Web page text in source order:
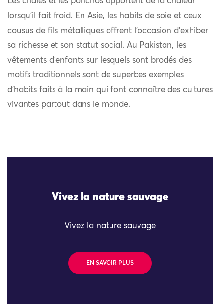
lorsqu’il fait froid. En Asie, les habits de soie et ceux
cousus de fils métalliques offrent l’occasion d’exhiber
sa richesse et son statut social. Au Pakistan, les
vêtements d’enfants sur lesquels sont brodés des
motifs traditionnels sont de superbes exemples
d’habits faits à la main qui font connaître des cultures
vivantes partout dans le monde.
Vivez la nature sauvage
Vivez la nature sauvage
EN SAVOIR PLUS